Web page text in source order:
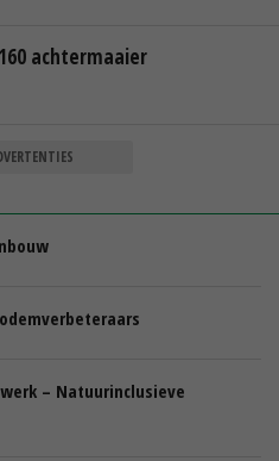
achtermaaier
– Natuurinclusieve